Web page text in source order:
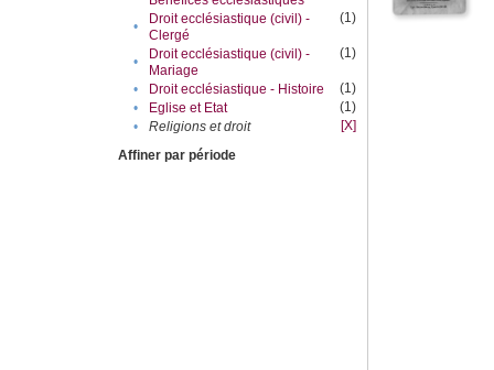
•
Droit ecclésiastique (civil) -
Clergé
(1)
•
Droit ecclésiastique (civil) -
Mariage
(1)
• Droit ecclésiastique - Histoire
(1)
•
Eglise et Etat
(1)
•
Religions et droit
[X]
Affiner par période